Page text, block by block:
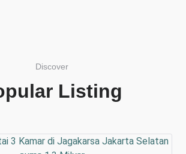
Discover
Listing